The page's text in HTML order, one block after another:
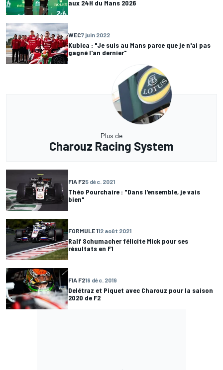
aux 24H du Mans 2026
WEC7 juin 2022
Kubica : "Je suis au Mans parce que je n'ai pas
gagné l'an dernier"
Plus de
Charouz Racing System
FIA F25 déc. 2021
Théo Pourchaire : "Dans l'ensemble, je vais
bien"
FORMULE 112 août 2021
Ralf Schumacher félicite Mick pour ses
résultats en F1
FIA F219 déc. 2019
Delétraz et Piquet avec Charouz pour la saison
2020 de F2